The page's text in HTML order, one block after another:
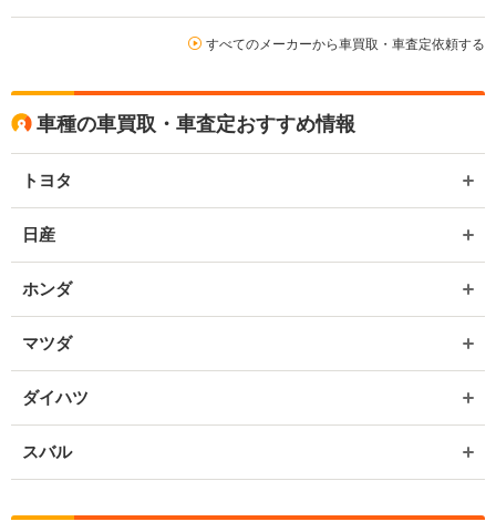
すべてのメーカーから車買取・車査定依頼する
車種の車買取・車査定おすすめ情報
トヨタ
日産
ホンダ
マツダ
ダイハツ
スバル